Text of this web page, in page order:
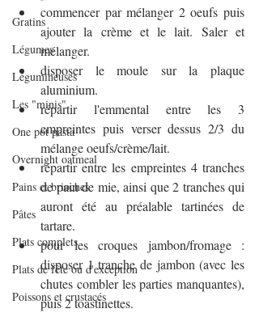
Gratins
Légumes
Légumineuses
Les "minis"
One pot pasta
Overnight oatmeal
Pains et brioches
Pâtes
Plats complets
Plats de fête ou d'exception
Poissons et crustacés
commencer par mélanger 2 oeufs puis
ajouter la crème et le lait. Saler et
mélanger.
disposer le moule sur la plaque
aluminium.
répartir l'emmental entre les 3
empreintes puis verser dessus 2/3 du
mélange oeufs/crème/lait.
répartir entre les empreintes 4 tranches
de pain de mie, ainsi que 2 tranches qui
auront été au préalable tartinées de
tartare.
pour les croques jambon/fromage :
disposer 1 tranche de jambon (avec les
chutes combler les parties manquantes),
puis 2 toastinettes.